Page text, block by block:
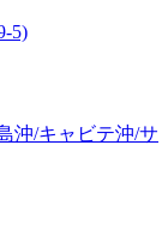
5)
沖/キャビテ沖/サ